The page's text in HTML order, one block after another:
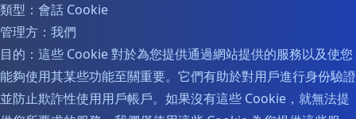
類型：會話 Cookie
管理方：我們
目的：這些 Cookie 對於為您提供通過網站提供的服務以及使您
能夠使用其某些功能至關重要。它們有助於對用戶進行身份驗證
並防止欺詐性使用用戶帳戶。如果沒有這些 Cookie，就無法提